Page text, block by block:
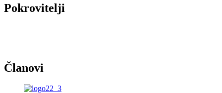
Pokrovitelji
Članovi